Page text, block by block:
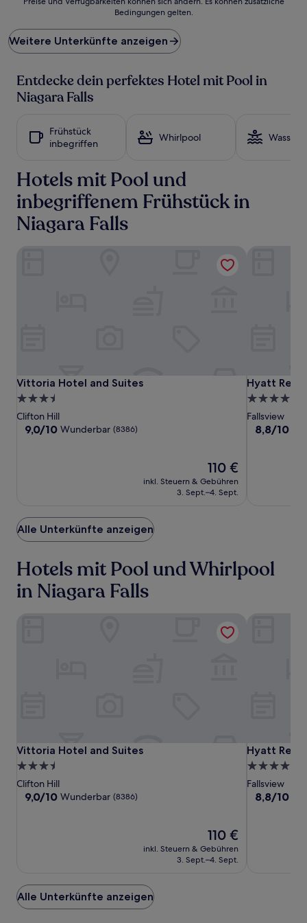
Preis
pro
Nacht,
den
letzten
einen
1 Übernachtung
von
2 Erwachsenen
gefunden
wurde.
und
Bedingungen gelten.
Weitere Unterkünfte anzeigen
Entdecke dein perfektes Hotel mit Pool in
Niagara Falls
Frühstück
inbegriffen
Whirlpool
Hotels mit Pool und
inbegriffenem Frühstück in
Niagara Falls
Vittoria
Hotel
and
Suites
Vittoria
Hotel
and
Suites
Vittoria Hotel and Suites
Vittoria Hotel and Suites
3.5-
Sterne-
Unterkunft
Clifton Hill
9.0
9,0/10 Wunderbar (8386)
Der
Preis
beträgt
110 €
inkl. Steuern & Gebühren
3. Sept.–4. Sept.
Vittoria Hotel and Suites
Hyatt
Regency
Niagara
Falls
Fallsview
Hyatt
Hyatt
4.0-
Sterne-
Unterkunft
Fallsview
8.8
8,8/10
Hyatt
Alle Unterkünfte anzeigen
Hotels mit Pool und Whirlpool
in Niagara Falls
Vittoria
Hotel
and
Suites
Vittoria
Hotel
and
Suites
Vittoria Hotel and Suites
Vittoria Hotel and Suites
3.5-
Sterne-
Unterkunft
Clifton Hill
9.0
9,0/10 Wunderbar (8386)
Der
Preis
beträgt
110 €
inkl. Steuern & Gebühren
3. Sept.–4. Sept.
Vittoria Hotel and Suites
Hyatt
Regency
Niagara
Falls
Fallsview
Hyatt
Hyatt
4.0-
Sterne-
Unterkunft
Fallsview
8.8
8,8/10
Hyatt
Alle Unterkünfte anzeigen